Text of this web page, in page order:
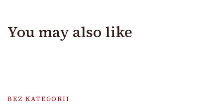
You may also like
BEZ KATEGORII